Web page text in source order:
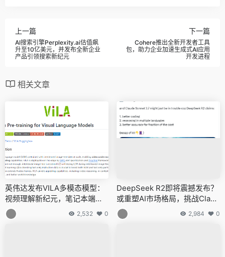
上一篇
AI搜索引擎Perplexity.ai估值飙
升至10亿美元，并发布全新企业
产品引领搜索新纪元
下一篇
Cohere推出全新开发者工具
包，助力企业加速生成式AI应用
开发进程
相关文章
英伟达发布VILA多模态模型：
视频理解新纪元，笔记本端训
练部署触手可及
2,532 0
DeepSeek R2即将震撼发布？
或重塑AI市场格局，挑战Claud
e Sonnet 3.7霸主地位2,984 0